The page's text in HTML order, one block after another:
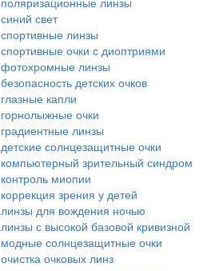
синий свет
спортивные линзы
спортивные очки с диоптриями
фотохромные линзы
безопасность детских очков
глазные капли
горнолыжные очки
градиентные линзы
детские солнцезащитные очки
компьютерный зрительный синдром
контроль миопии
коррекция зрения у детей
линзы для вождения ночью
линзы с высокой базовой кривизной
модные солнцезащитные очки
очистка очковых линз